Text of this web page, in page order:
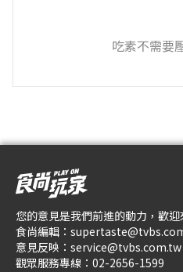
吃素不需要
您的意見是我們前進的動力，歡
食尚編輯：
意見反映： service@tvbs.com.tw
觀眾服務專線： 02-2656-1599